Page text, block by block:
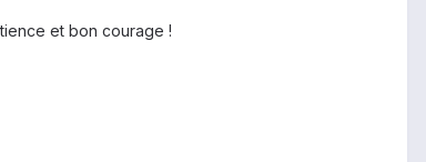
et bon courage !